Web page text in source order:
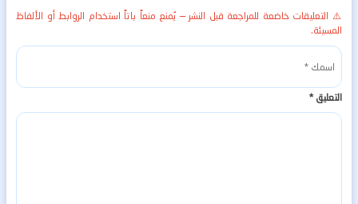
⚠️ التعليقات خاضعة للمراجعة قبل النشر — يُمنع منعاً باتاً استخدام الروابط أو الألفاظ
المسيئة.
التعليق*